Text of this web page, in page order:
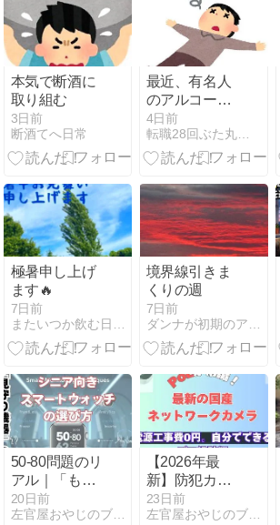
本気で断酒に
取り組む
3日前
断酒てへ日常
最近、有名人
のアルコール
依存症が増え
たなぁ…
4日前
転職28回ぶた丸の断酒と肉体改造への挑戦！
極暑申し上げ
ます🔥
7日前
またいつか飲む日まで
境界線引きま
くりの週
7日前
ダンナが初期のアルコール依存症です
50-80問題のリ
アル｜「もし
不在の時に倒
れたら…」入
20日前
左官屋おやじのブログ
【2026年最
新】防犯カメ
ラの屋外設
置、中国製は
23日前
左官屋おやじのブログ